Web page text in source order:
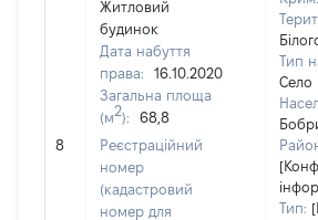
8
Житловий
будинок
Дата набуття
права:
16.10.2020
Загальна площа
(м2):
68,8
Реєстраційний
номер
(кадастровий
номер для
Тип
Село
Тип: